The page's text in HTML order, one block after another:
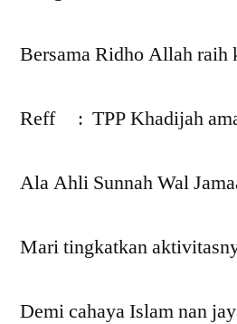
Bersama Ridho Allah raih
Reff : TPP Khadijah
Ala Ahli Sunnah Wal
Mari tingkatkan
Demi cahaya Islam